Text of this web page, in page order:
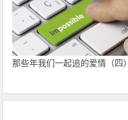
那些年我们一起追的爱情（四）